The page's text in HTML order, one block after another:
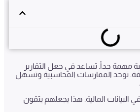
مهمة جداً. تساعد في جعل التقارير
توحد الممارسات المحاسبية وتسهل
البيانات المالية. هذا يجعلهم يثقون